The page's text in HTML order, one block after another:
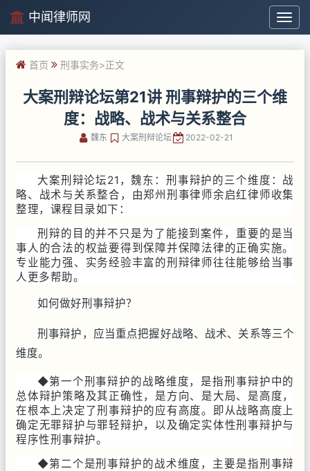
中
闻
律
中闻律师网
首页 刑事实务>正文
大案刑辩论坛第21讲 刑事辩护的三个维
度：战略、战术与关系整合
魏东 大案刑辩论坛 2022-02-21
大案刑辩论坛21，魏东：刑事辩护的三个维度：战
略、战术与关系整合，由郑州刑事律师余启红律师收集
整理，课程目录如下：
刑辩的目的并不只是为了能接到案件，重要的是当
事人的合法的权益要得到保障并保障法律的正确实施。
专业能力强、实务经验丰富的刑辩律师往往能够给当事
人更多帮助。
如何做好刑事辩护？
刑事辩护，应当重点把握好战略、战术、关系等三个
维度。
◆第一个刑事辩护的战略维度，是指刑事辩护中的
总体辩护策略及其正确性，是方向、是大局、是高度，
在根本上决定了刑事辩护的应有高度。即从战略高度上
确定无罪辩护与罪轻辩护，以及确定实体性刑事辩护与
程序性刑事辩护。
◆第二个是刑事辩护的战术维度，主要是指刑事辩